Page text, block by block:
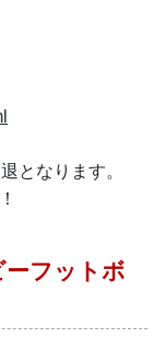
となります。
ーフットボ